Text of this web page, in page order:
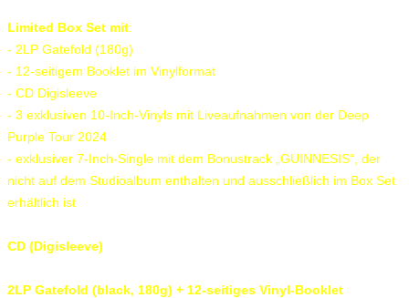
Limited Box Set mit:
- 2LP Gatefold (180g)
- 12-seitigem Booklet im Vinylformat
- CD Digisleeve
- 3 exklusiven 10-Inch-Vinyls mit Liveaufnahmen von der Deep
Purple Tour 2024
- exklusiver 7-Inch-Single mit dem Bonustrack „GUINNESIS“, der
nicht auf dem Studioalbum enthalten und ausschließlich im Box Set
erhältlich ist
CD (Digisleeve)
2LP Gatefold (black, 180g) + 12-seitiges Vinyl-Booklet